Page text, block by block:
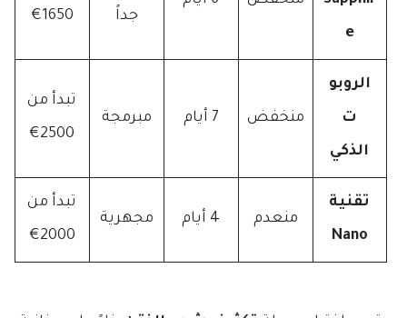
e
جداً 1650€
الروبو
ت
الذكي
منخفض 7 أيام مبرمجة
تبدأ من
2500€
تقنية
Nano
منعدم 4 أيام مجهرية
تبدأ من
2000€